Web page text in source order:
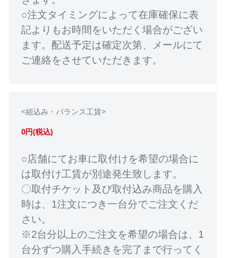
○注文タイミングによって在庫確保に表
記よりもお時間をいただく場合がござい
ます。配送予定は確定次第、メールにて
ご連絡をさせていただきます。
<組込み・バランス工賃>
0円(税込)
○店舗にてお車に取付けを希望の場合に
は取付け工賃が別途発生致します。
〇取付チケット及び取付込み商品を購入
時は、1注文につき一台分でご注文くだ
さい。
※2台分以上のご注文を希望の場合は、1
台分ずつ購入手続きを完了まで行ってく